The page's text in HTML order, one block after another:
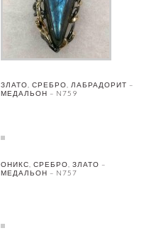
ЗЛАТО, СРЕБРО, ЛАБРАДОРИТ –
МЕДАЛЬОН – N759
ОНИКС, СРЕБРО, ЗЛАТО –
МЕДАЛЬОН – N757